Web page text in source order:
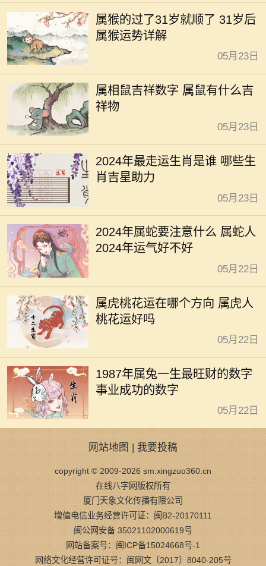
属猴的过了31岁就顺了 31岁后
属猴运势详解
05月23日
属相鼠吉祥数字 属鼠有什么吉
祥物
05月23日
2024年最走运生肖是谁 哪些生
肖吉星助力
05月23日
2024年属蛇要注意什么 属蛇人
2024年运气好不好
05月22日
属虎桃花运在哪个方向 属虎人
桃花运好吗
05月22日
1987年属兔一生最旺财的数字
事业成功的数字
05月22日
网站地图 | 我要投稿
copyright © 2009-2026 sm.xingzuo360.cn
在线八字网版权所有
厦门天象文化传播有限公司
增值电信业务经营许可证：闽B2-20170111
闽公网安备 35021102000619号
网站备案号：闽ICP备15024668号-1
网络文化经营许可证号：闽网文〔2017〕8040-205号